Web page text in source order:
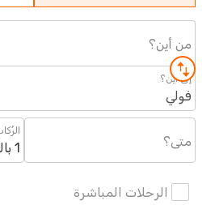
من أين؟
إلى أين؟
فولي
متى؟ 1 بالغ
الرحلات المباشرة